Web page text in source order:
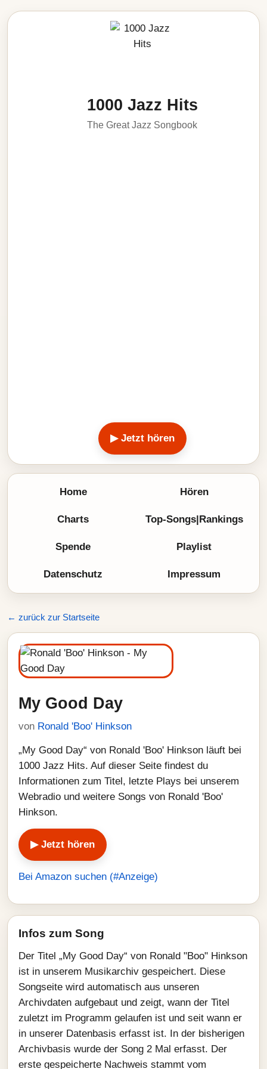
1000 Jazz Hits
The Great Jazz Songbook
▶ Jetzt hören
Home Hören
Charts Top-Songs|Rankings
Spende Playlist
Datenschutz Impressum
← zurück zur Startseite
My Good Day
von Ronald 'Boo' Hinkson
„My Good Day“ von Ronald 'Boo' Hinkson läuft bei
1000 Jazz Hits. Auf dieser Seite findest du
Informationen zum Titel, letzte Plays bei unserem
Webradio und weitere Songs von Ronald 'Boo'
Hinkson.
▶ Jetzt hören
Bei Amazon suchen (#Anzeige)
Infos zum Song
Der Titel „My Good Day“ von Ronald "Boo" Hinkson
ist in unserem Musikarchiv gespeichert. Diese
Songseite wird automatisch aus unseren
Archivdaten aufgebaut und zeigt, wann der Titel
zuletzt im Programm gelaufen ist und seit wann er
in unserer Datenbasis erfasst ist. In der bisherigen
Archivbasis wurde der Song 2 Mal erfasst. Der
erste gespeicherte Nachweis stammt vom